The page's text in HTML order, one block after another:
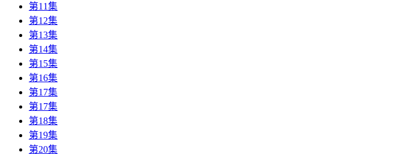
第11集
第12集
第13集
第14集
第15集
第16集
第17集
第17集
第18集
第19集
第20集